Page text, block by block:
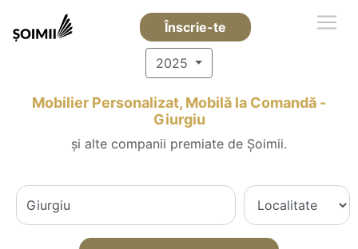
Înscrie-te
2025
Mobilier Personalizat, Mobilă la Comandă -
Giurgiu
și alte companii premiate de Șoimii.